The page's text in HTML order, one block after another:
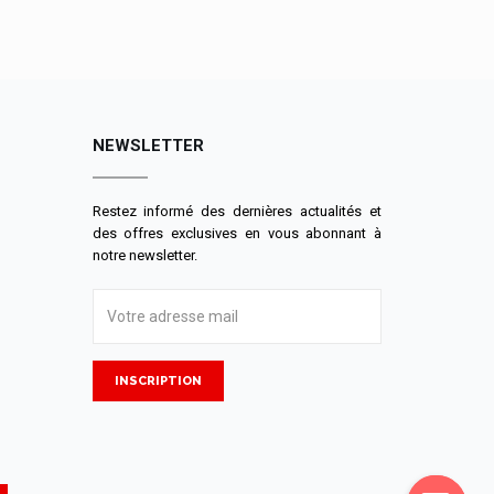
NEWSLETTER
Restez informé des dernières actualités et
des offres exclusives en vous abonnant à
notre newsletter.
INSCRIPTION